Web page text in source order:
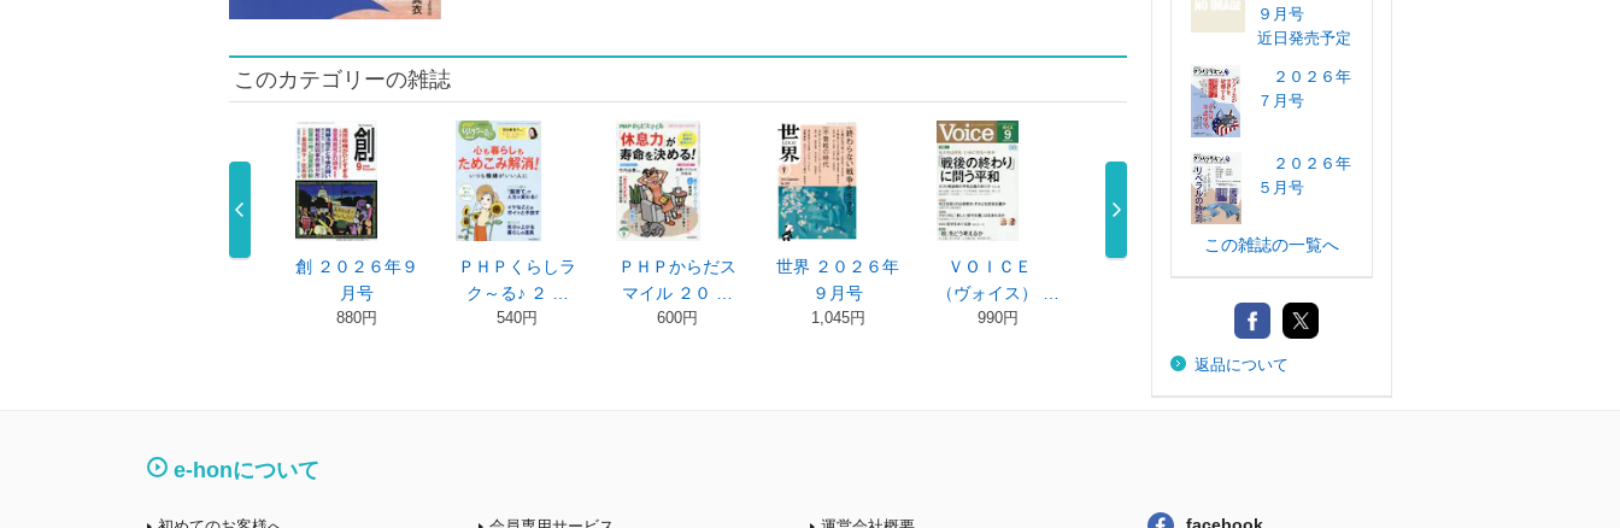
このカテゴリーの雑誌
（洋）タイム ２
創 ２０２６年９
月号
880円
ＰＨＰくらしラ
ク～る♪ ２ …
540円
ＰＨＰからだス
マイル ２０ …
600円
世界 ２０２６年
９月号
1,045円
ＶＯＩＣＥ
（ヴォイス） …
990円
地平 ２０２６年
1,000円
９月号
近日発売予定
２０２６年
７月号
２０２６年
５月号
この雑誌の一覧へ
返品について
e-honについて